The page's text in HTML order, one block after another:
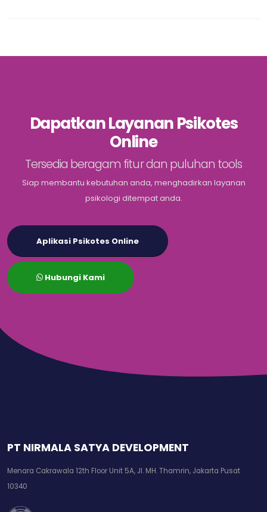
Dapatkan Layanan Psikotes
Online
Tersedia beragam fitur dan puluhan tools
Siap membantu kebutuhan anda, menghadirkan layanan
psikologi ditempat anda.
Aplikasi Psikotes Online
Hubungi Kami
PT NIRMALA SATYA DEVELOPMENT
Menara Cakrawala 12th Floor Unit 5A, Jl. MH. Thamrin, Jakarta Pusat
10340